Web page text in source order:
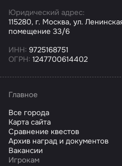
Юридический адрес:
115280, г. Москва, ул.
помещение 33/6
ИНН: 9725168751
ОГРН: 1247700614402
Главное
Все города
Карта сайта
Сравнение квестов
Архив наград и документов
Вакансии
Игрокам